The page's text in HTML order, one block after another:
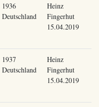
1936
Deutschland
Heinz
Fingerhut
15.04.2019
1937
Deutschland
Heinz
Fingerhut
15.04.2019